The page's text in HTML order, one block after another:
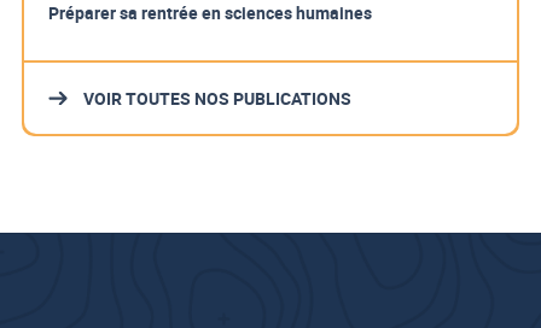
Préparer sa rentrée en sciences humaines
VOIR TOUTES NOS PUBLICATIONS